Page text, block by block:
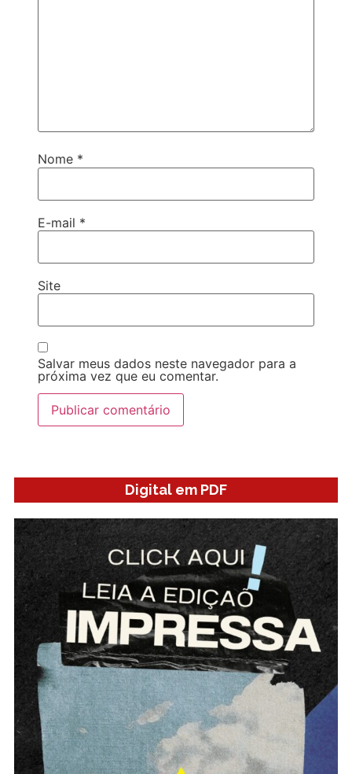
Nome *
E-mail *
Site
Salvar meus dados neste navegador para a
próxima vez que eu comentar.
Digital em PDF